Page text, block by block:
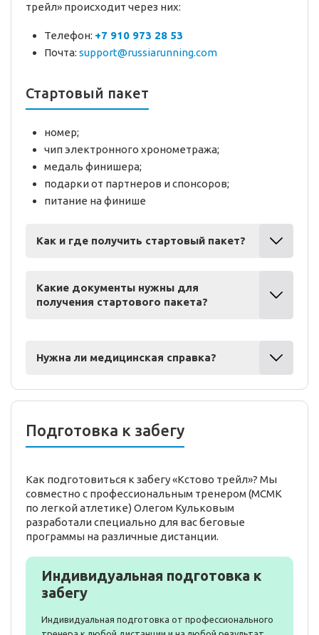
трейл» происходит через них:
Телефон: +7 910 973 28 53
Почта: support@russiarunning.com
Стартовый пакет
номер;
чип электронного хронометража;
медаль финишера;
подарки от партнеров и спонсоров;
питание на финише
Как и где получить стартовый пакет?
Какие документы нужны для
получения стартового пакета?
Нужна ли медицинская справка?
Подготовка к забегу
Как подготовиться к забегу «Кстово трейл»? Мы
совместно с профессиональным тренером (МСМК
по легкой атлетике) Олегом Кульковым
разработали специально для вас беговые
программы на различные дистанции.
Индивидуальная подготовка к
забегу
Индивидуальная подготовка от профессионального